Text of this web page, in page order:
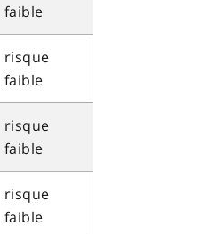
faible
risque
faible
risque
faible
risque
faible